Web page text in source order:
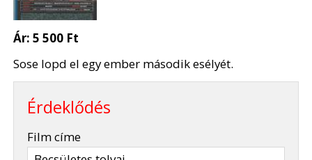
Ár:5 500 Ft
Sose lopd el egy ember második esélyét.
Érdeklődés
Film címe